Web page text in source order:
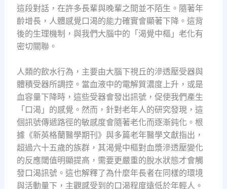
這段對話，在許多長輩與晚輩之間並不陌生。隨著年
齡增長，人體感覺口渴的能力確實會顯著下降。這背
後的生理機制，與我們大腦中的「渴覺中樞」老化有
密切關聯。
人類的飲水行為，主要由大腦下視丘的滲透壓受器與
體積受器所調控。當血液中的電解質濃度上升，或是
血容量下降時，這些受器會發出訊號，促使我們產生
「口渴」的感覺。然而，針對老年人的研究發現，這
個訊號傳遞路徑的敏感度會隨著老化而逐漸鈍化。根
據《新英格蘭醫學期刊》與多篇老年醫學文獻指出，
超過六十五歲的族群，其渴覺中樞對血漿滲透壓變化
的反應閾值明顯提高，需要更嚴重的脫水狀態才會觸
發口渴訊號。這也解釋了為什麼年長者在同樣的環境
與活動量下，主觀感受到的口渴程度遠低於年輕人。